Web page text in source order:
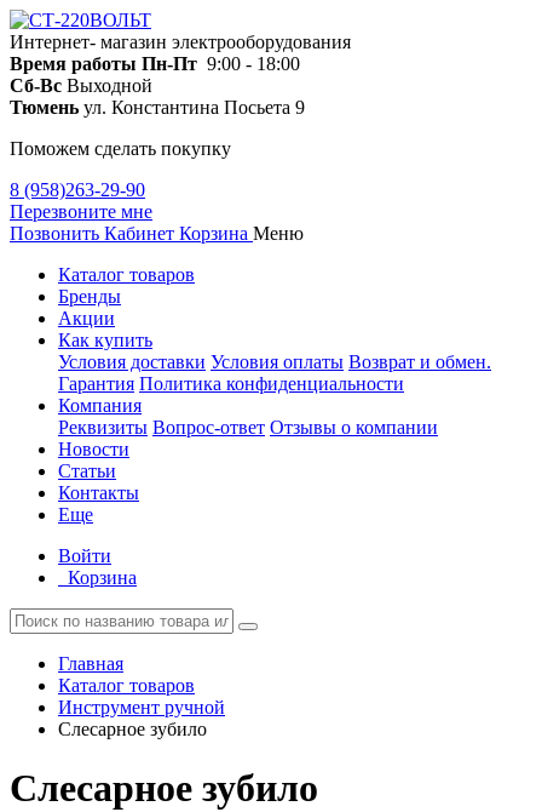
Интернет- магазин электрооборудования
Время работы Пн-Пт 9:00 - 18:00
Сб-Вс Выходной
Тюмень ул. Константина Посьета 9
Поможем сделать покупку
8 (958)263-29-90
Перезвоните мне
Позвонить Кабинет Корзина Меню
Каталог товаров
Бренды
Акции
Как купить
Условия доставки Условия оплаты Возврат и обмен.
Гарантия Политика конфиденциальности
Компания
Реквизиты Вопрос-ответ Отзывы о компании
Новости
Статьи
Контакты
Еще
Войти
Корзина
Главная
Каталог товаров
Инструмент ручной
Слесарное зубило
Слесарное зубило